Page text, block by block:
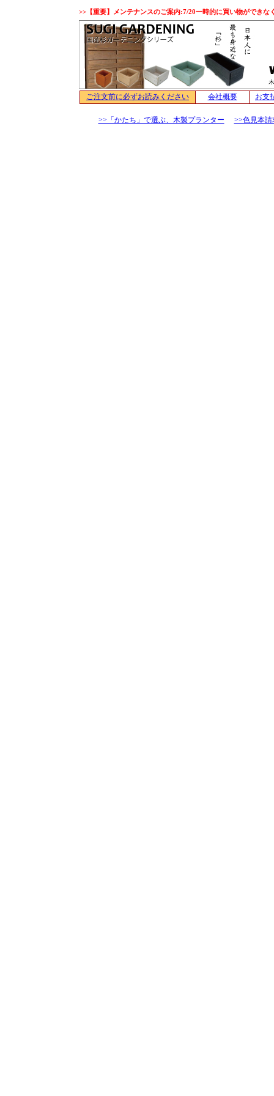
>>【重要】メンテナンスのご案内:7/20一時的に買い物ができな
>>「かたち」で選ぶ、木製プランター >>色見本